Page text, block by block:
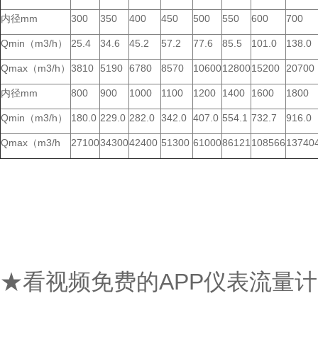
内径mm 300 350 400 450 500 550 600 700
Qmin（m3/h） 25.4 34.6 45.2 57.2 77.6 85.5 101.0 138.0
Qmax（m3/h） 3810 5190 6780 8570 106001280015200 20700
内径mm 800 900 1000 1100 1200 1400 1600 1800
Qmin（m3/h） 180.0 229.0 282.0 342.0 407.0 554.1 732.7 916.0
Qmax（m3/h 271003430042400 51300 6100086121 108566
★看视频免费的APP仪表流量